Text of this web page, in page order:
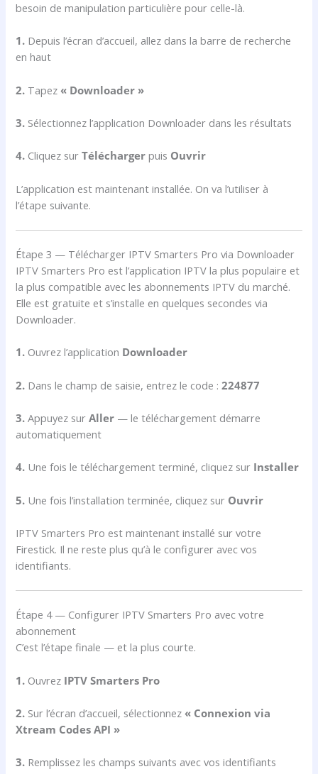
besoin de manipulation particulière pour celle-là.
1. Depuis l’écran d’accueil, allez dans la barre de recherche
en haut
2. Tapez« Downloader »
3. Sélectionnez l’application Downloader dans les résultats
4. Cliquez surTélécharger puis Ouvrir
L’application est maintenant installée. On va l’utiliser à
l’étape suivante.
Étape 3 — Télécharger IPTV Smarters Pro via Downloader
IPTV Smarters Pro est l’application IPTV la plus populaire et
la plus compatible avec les abonnements IPTV du marché.
Elle est gratuite et s’installe en quelques secondes via
Downloader.
1. Ouvrez l’application Downloader
2. Dans le champ de saisie, entrez le code :224877
3. Appuyez surAller — le téléchargement démarre
automatiquement
4. Une fois le téléchargement terminé, cliquez sur Installer
5. Une fois l’installation terminée, cliquez sur Ouvrir
IPTV Smarters Pro est maintenant installé sur votre
Firestick. Il ne reste plus qu’à le configurer avec vos
identifiants.
Étape 4 — Configurer IPTV Smarters Pro avec votre
abonnement
C’est l’étape finale — et la plus courte.
1. Ouvrez IPTV Smarters Pro
2. Sur l’écran d’accueil, sélectionnez« Connexion via
Xtream Codes API »
3. Remplissez les champs suivants avec vos identifiants